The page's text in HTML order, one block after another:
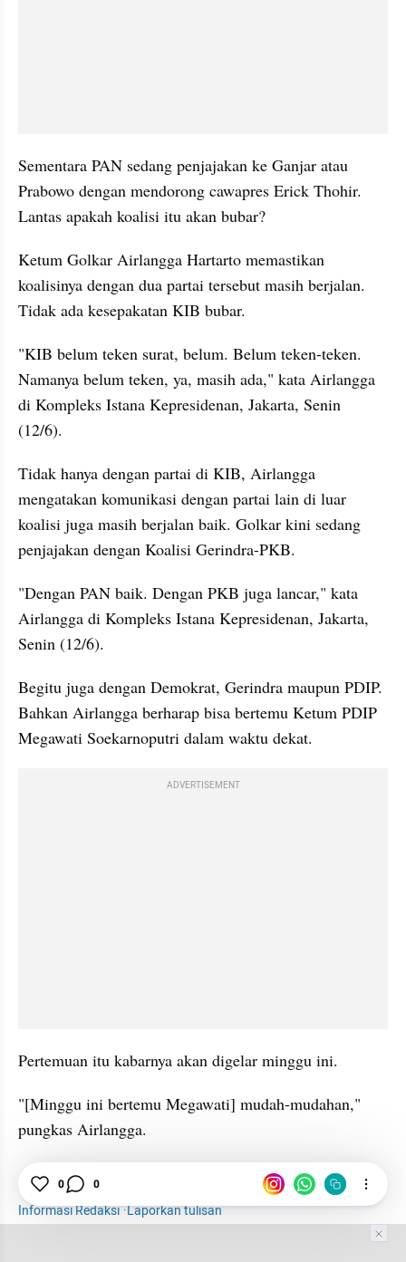
Sementara PAN sedang penjajakan ke Ganjar atau
Prabowo dengan mendorong cawapres Erick Thohir.
Lantas apakah koalisi itu akan bubar?
Ketum Golkar Airlangga Hartarto memastikan
koalisinya dengan dua partai tersebut masih berjalan.
Tidak ada kesepakatan KIB bubar.
"KIB belum teken surat, belum. Belum teken-teken.
Namanya belum teken, ya, masih ada," kata Airlangga
di Kompleks Istana Kepresidenan, Jakarta, Senin
(12/6).
Tidak hanya dengan partai di KIB, Airlangga
mengatakan komunikasi dengan partai lain di luar
koalisi juga masih berjalan baik. Golkar kini sedang
penjajakan dengan Koalisi Gerindra-PKB.
"Dengan PAN baik. Dengan PKB juga lancar," kata
Airlangga di Kompleks Istana Kepresidenan, Jakarta,
Senin (12/6).
Begitu juga dengan Demokrat, Gerindra maupun PDIP.
Bahkan Airlangga berharap bisa bertemu Ketum PDIP
Megawati Soekarnoputri dalam waktu dekat.
ADVERTISEMENT
Pertemuan itu kabarnya akan digelar minggu ini.
"[Minggu ini bertemu Megawati] mudah-mudahan,"
pungkas Airlangga.
KIB Airlangga
Informasi Redaksi·Laporkan tulisan
0 0